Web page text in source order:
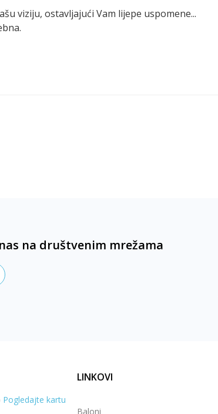
viziju, ostavljajući Vam lijepe uspomene...
na društvenim mrežama
Pogledajte kartu
LINKOVI
Baloni